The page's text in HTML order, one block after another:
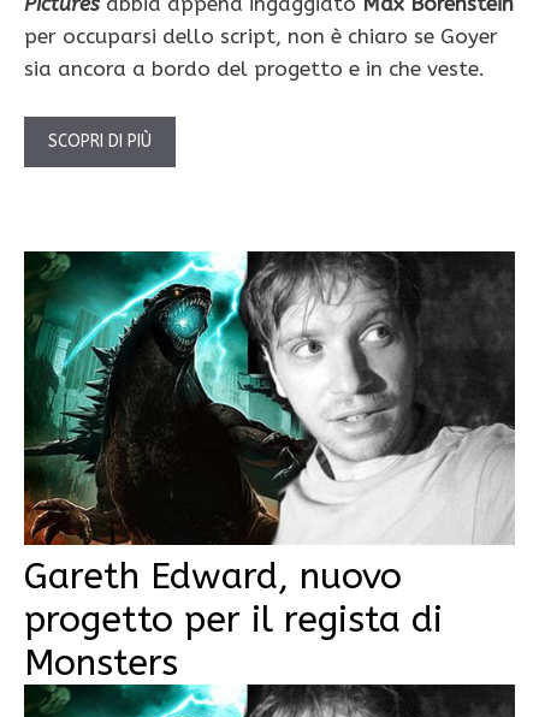
per occuparsi dello script, non è chiaro se Goyer
sia ancora a bordo del progetto e in che veste.
SCOPRI DI PIÙ
Gareth Edward, nuovo
progetto per il regista di
Monsters